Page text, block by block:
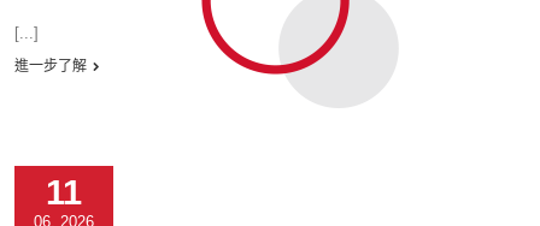
[...]
進一步了解
11
06, 2026